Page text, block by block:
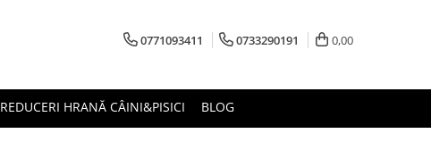
0771093411 0733290191 0,00
REDUCERI HRANĂ CÂINI&PISICI BLOG